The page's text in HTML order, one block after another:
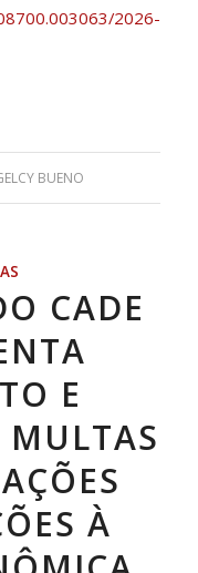
2026-
BUENO
CADE
E
MULTAS
À